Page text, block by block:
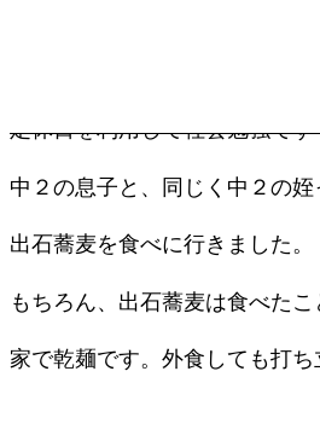
定休日を利用して社会勉強で
中２の息子と、同じく中２の
出石蕎麦を食べに行きました。
もちろん、出石蕎麦は食べた
家で乾麺です。外食しても打ち